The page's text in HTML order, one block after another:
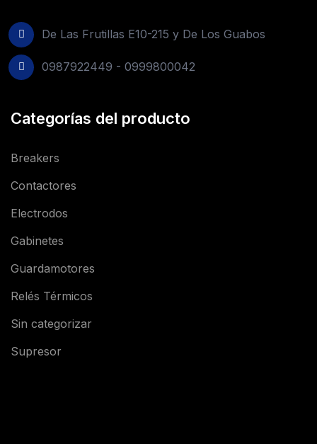
De Las Frutillas E10-215 y De Los Guabos
0987922449 - 0999800042
Categorías del producto
Breakers
Contactores
Electrodos
Gabinetes
Guardamotores
Relés Térmicos
Sin categorizar
Supresor